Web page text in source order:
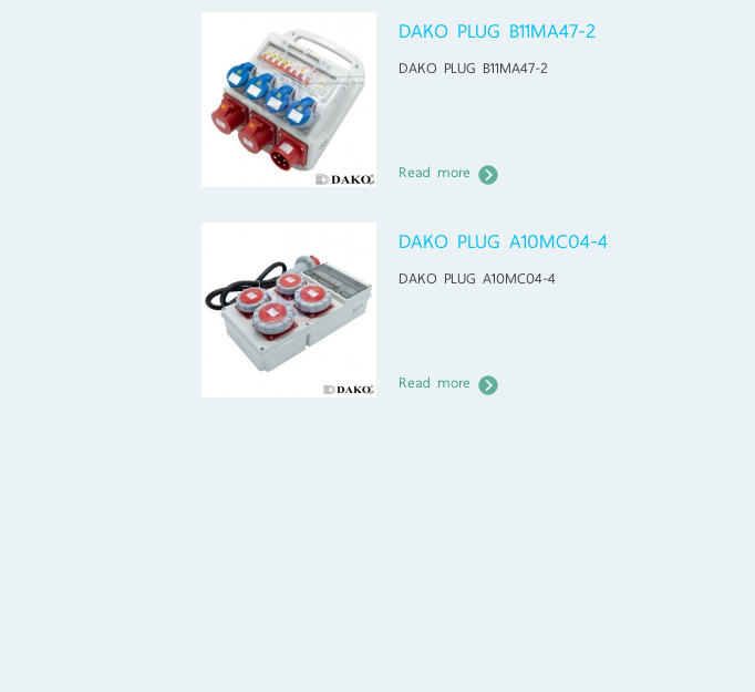
DAKO PLUG B11MA47-2
DAKO PLUG B11MA47-2
Read more
DAKO PLUG A10MC04-4
DAKO PLUG A10MC04-4
Read more